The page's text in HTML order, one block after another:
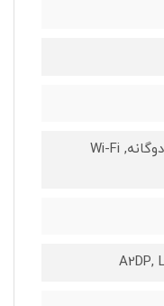
Wi-Fi 802.11 a/b/g/n/ac/6, باند دوگانه, Wi-Fi